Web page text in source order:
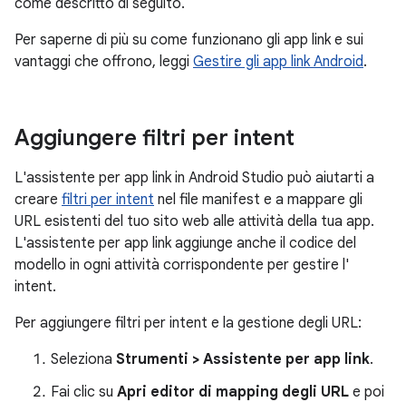
come descritto di seguito.
Per saperne di più su come funzionano gli app link e sui
vantaggi che offrono, leggi Gestire gli app link Android.
Aggiungere filtri per intent
L'assistente per app link in Android Studio può aiutarti a
creare filtri per intent nel file manifest e a mappare gli
URL esistenti del tuo sito web alle attività della tua app.
L'assistente per app link aggiunge anche il codice del
modello in ogni attività corrispondente per gestire l'
intent.
Per aggiungere filtri per intent e la gestione degli URL:
Seleziona Strumenti > Assistente per app link.
Fai clic su Apri editor di mapping degli URL e poi